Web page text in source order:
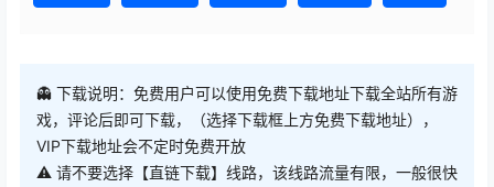
👻 下载说明：免费用户可以使用免费下载地址下载全站所有游
戏，评论后即可下载，（选择下载框上方免费下载地址），
VIP下载地址会不定时免费开放
⚠ 请不要选择【直链下载】线路，该线路流量有限，一般很快